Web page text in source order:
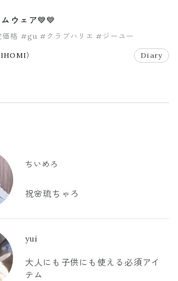
ウェア💙💙
格 #gu #クラブハリエ #ジーユー
） Diary
ちいめろ
祝🌸琉ちゃろ
yui
大人にも子供にも使える必須アイ
テム